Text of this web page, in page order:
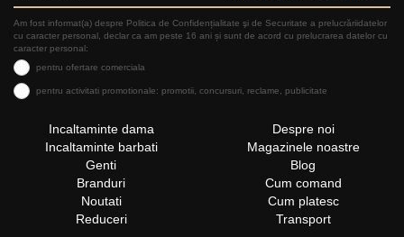
Am fost informat(a) despre Politica de Confidențialitate şi de Securitate a prelucrăriidatelor
cu caracter personal, declar ca am peste 16 ani și sunt de acord cu prelucrarea datelor cu
caracter personal:
pentru ofertare comerciala
pentru activitati promotionale: promotii, concursuri, reclame, publicitate
Incaltaminte dama
Incaltaminte barbati
Genti
Branduri
Noutati
Reduceri
Despre noi
Magazinele noastre
Blog
Cum comand
Cum platesc
Transport